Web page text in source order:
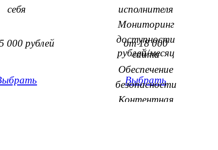
себя
000 рублей
исполнителя
Мониторинг
доступности
сайта
Обеспечение
безопасности
Контентная
от 18 000
рублей/месяц
Выбрать